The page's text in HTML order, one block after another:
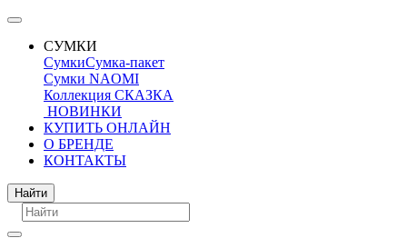
СУМКИ
СумкиСумка-пакет
Сумки NAOMI
Коллекция СКАЗКА
НОВИНКИ
КУПИТЬ ОНЛАЙН
О БРЕНДЕ
КОНТАКТЫ
Поиск
Найти